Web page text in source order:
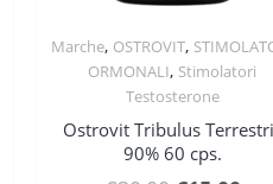
Quick View
Marche, OSTROVIT,
ORMONALI, Stimolatori
Testosterone
Ostrovit Tribulus
90% 60 cps.